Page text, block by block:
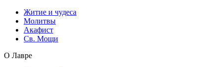
Житие и чудеса
Молитвы
Акафист
Св. Мощи
О Лавре